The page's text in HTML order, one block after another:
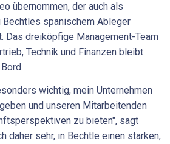
übernommen, der auch als
Bechtles spanischem Ableger
Das dreiköpfige Management-Team
Technik und Finanzen bleibt
wichtig, mein Unternehmen
und unseren Mitarbeitenden
zu bieten", sagt
daher sehr, in Bechtle einen starken,